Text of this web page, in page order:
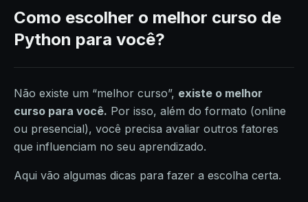
Como escolher o melhor curso de
Python para você?
Não existe um “melhor curso”, existe o melhor
curso para você. Por isso, além do formato (online
ou presencial), você precisa avaliar outros fatores
que influenciam no seu aprendizado.
Aqui vão algumas dicas para fazer a escolha certa.